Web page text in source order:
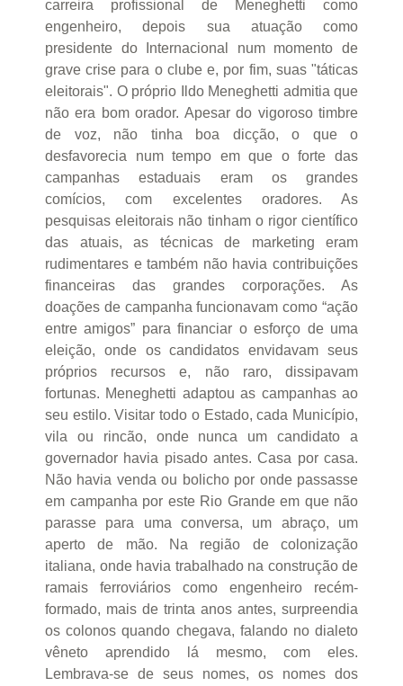
carreira profissional de Meneghetti como
engenheiro, depois sua atuação como
presidente do Internacional num momento de
grave crise para o clube e, por fim, suas "táticas
eleitorais". O próprio Ildo Meneghetti admitia que
não era bom orador. Apesar do vigoroso timbre
de voz, não tinha boa dicção, o que o
desfavorecia num tempo em que o forte das
campanhas estaduais eram os grandes
comícios, com excelentes oradores. As
pesquisas eleitorais não tinham o rigor científico
das atuais, as técnicas de marketing eram
rudimentares e também não havia contribuições
financeiras das grandes corporações. As
doações de campanha funcionavam como “ação
entre amigos” para financiar o esforço de uma
eleição, onde os candidatos envidavam seus
próprios recursos e, não raro, dissipavam
fortunas. Meneghetti adaptou as campanhas ao
seu estilo. Visitar todo o Estado, cada Município,
vila ou rincão, onde nunca um candidato a
governador havia pisado antes. Casa por casa.
Não havia venda ou bolicho por onde passasse
em campanha por este Rio Grande em que não
parasse para uma conversa, um abraço, um
aperto de mão. Na região de colonização
italiana, onde havia trabalhado na construção de
ramais ferroviários como engenheiro recém-
formado, mais de trinta anos antes, surpreendia
os colonos quando chegava, falando no dialeto
vêneto aprendido lá mesmo, com eles.
Lembrava-se de seus nomes, os nomes dos